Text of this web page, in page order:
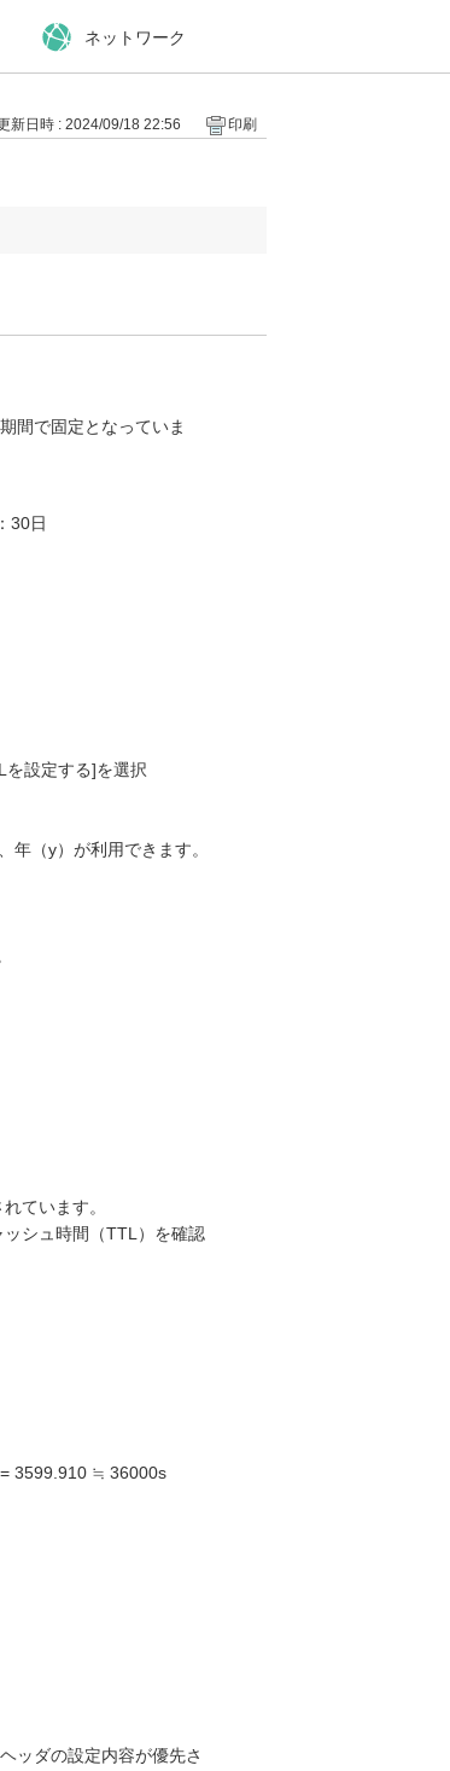
ネットワーク
新日時 : 2024/09/18 22:56 印刷
間で固定となっていま
30日
を設定する]を選択
（y）が利用できます。
ています。
シュ時間（TTL）を確認
3599.910 ≒ 36000s
ッダの設定内容が優先さ